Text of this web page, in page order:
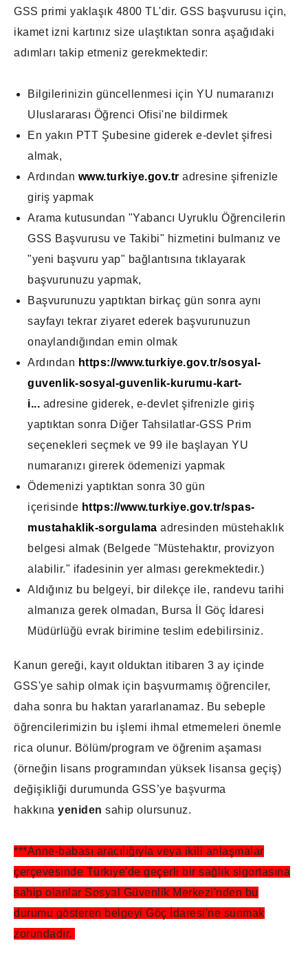
GSS primi yaklaşık 4800 TL'dir. GSS başvurusu için,
ikamet izni kartınız size ulaştıktan sonra aşağıdaki
adımları takip etmeniz gerekmektedir:
Bilgilerinizin güncellenmesi için YU numaranızı
Uluslararası Öğrenci Ofisi'ne bildirmek
En yakın PTT Şubesine giderek e-devlet şifresi
almak,
Ardından www.turkiye.gov.tr adresine şifrenizle
giriş yapmak
Arama kutusundan "Yabancı Uyruklu Öğrencilerin
GSS Başvurusu ve Takibi" hizmetini bulmanız ve
"yeni başvuru yap" bağlantısına tıklayarak
başvurunuzu yapmak,
Başvurunuzu yaptıktan birkaç gün sonra aynı
sayfayı tekrar ziyaret ederek başvurunuzun
onaylandığından emin olmak
Ardından https://www.turkiye.gov.tr/sosyal-
guvenlik-sosyal-guvenlik-kurumu-kart-
i... adresine giderek, e-devlet şifrenizle giriş
yaptıktan sonra Diğer Tahsilatlar-GSS Prim
seçenekleri seçmek ve 99 ile başlayan YU
numaranızı girerek ödemenizi yapmak
Ödemenizi yaptıktan sonra 30 gün
içerisinde https://www.turkiye.gov.tr/spas-
mustahaklik-sorgulama adresinden müstehaklık
belgesi almak (Belgede "Müstehaktır, provizyon
alabilir." ifadesinin yer alması gerekmektedir.)
Aldığınız bu belgeyi, bir dilekçe ile, randevu tarihi
almanıza gerek olmadan, Bursa İl Göç İdaresi
Müdürlüğü evrak birimine teslim edebilirsiniz.
Kanun gereği, kayıt olduktan itibaren 3 ay içinde
GSS'ye sahip olmak için başvurmamış öğrenciler,
daha sonra bu haktan yararlanamaz. Bu sebeple
öğrencilerimizin bu işlemi ihmal etmemeleri önemle
rica olunur. Bölüm/program ve öğrenim aşaması
(örneğin lisans programından yüksek lisansa geçiş)
değişikliği durumunda GSS’ye başvurma
hakkına yeniden sahip olursunuz.
***Anne-babası aracılığıyla veya ikili anlaşmalar
çerçevesinde Türkiye'de geçerli bir sağlık sigortasına
sahip olanlar Sosyal Güvenlik Merkezi'nden bu
durumu gösteren belgeyi Göç İdaresi'ne sunmak
zorundadır.